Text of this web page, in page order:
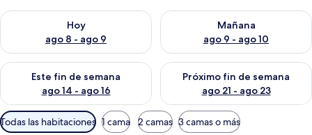
Hoy
ago 8 - ago 9
Consulta la disponibilidad para hoy ago 8 - ago 9
Mañana
ago 9 - ago 10
Consulta la disponibilidad
Este fin de semana
ago 14 - ago 16
Consulta la disponibilidad para este fin de semana ago 14 -
Próximo fin de semana
ago 21 - ago 23
Consulta la disponibilidad
Filtros
disponibles
Todas las habitaciones 1 cama 2 camas 3 camas o más